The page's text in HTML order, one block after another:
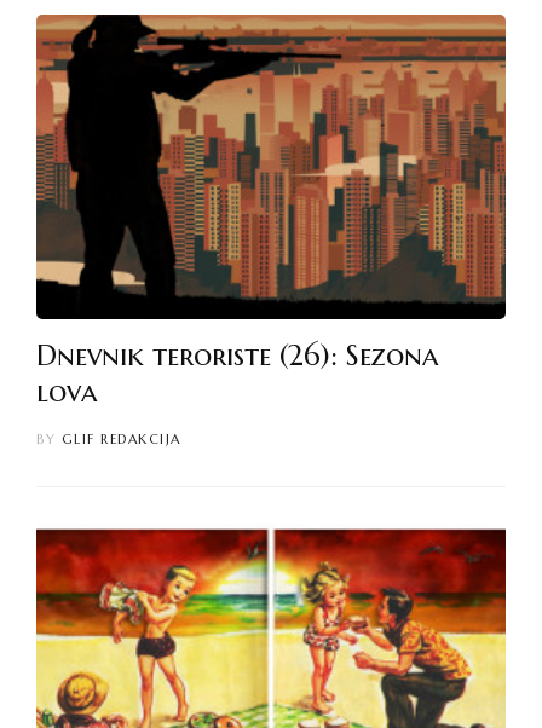
Dnevnik teroriste (26): Sezona
lova
BY GLIF REDAKCIJA